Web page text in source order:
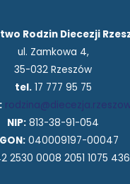
Rodzin Diecezji
ul. Zamkowa 4,
35-032 Rzeszów
tel.17 777 95 75
NIP: 813-38-91-054
040009197-00047
2530 0008 2051 1075